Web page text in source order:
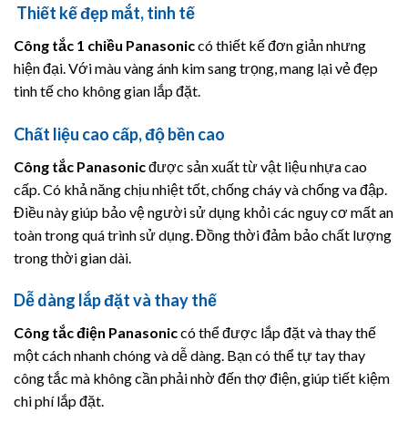
Thiết kế đẹp mắt, tinh tế
Công tắc 1 chiều Panasoniccó thiết kế đơn giản nhưng
hiện đại. Với màu vàng ánh kim sang trọng, mang lại vẻ đẹp
tinh tế cho không gian lắp đặt.
Chất liệu cao cấp, độ bền cao
Công tắc Panasonicđược sản xuất từ vật liệu nhựa cao
cấp. Có khả năng chịu nhiệt tốt, chống cháy và chống va đập.
Điều này giúp bảo vệ người sử dụng khỏi các nguy cơ mất an
toàn trong quá trình sử dụng. Đồng thời đảm bảo chất lượng
trong thời gian dài.
Dễ dàng lắp đặt và thay thế
Công tắc điện Panasoniccó thể được lắp đặt và thay thế
một cách nhanh chóng và dễ dàng. Bạn có thể tự tay thay
công tắc mà không cần phải nhờ đến thợ điện, giúp tiết kiệm
chi phí lắp đặt.